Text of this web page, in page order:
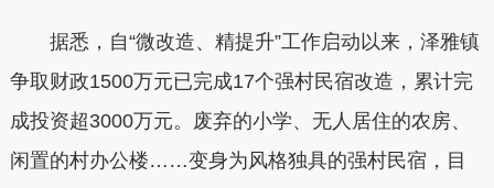
据悉，自“微改造、精提升”工作启动以来，泽雅镇
争取财政1500万元已完成17个强村民宿改造，累计完
成投资超3000万元。废弃的小学、无人居住的农房、
闲置的村办公楼……变身为风格独具的强村民宿，目